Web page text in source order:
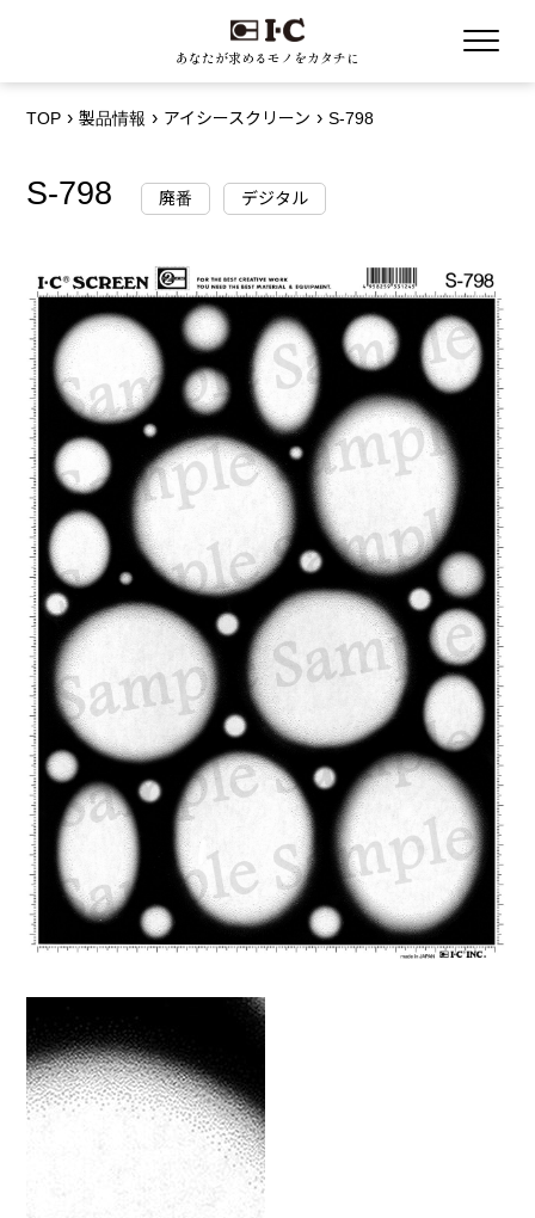
あなたが求めるモノをカタチに
TOP 製品情報 アイシースクリーン S-798
S-798 廃番 デジタル